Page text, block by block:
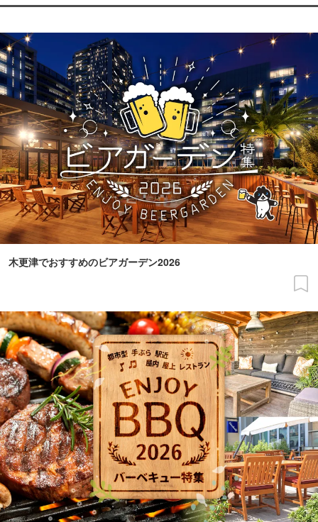
木更津でおすすめのビアガーデン2026